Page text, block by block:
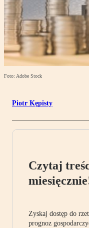
Foto: Adobe Stock
Piotr Kępisty
Czytaj
Zyskaj dostęp do
prognoz